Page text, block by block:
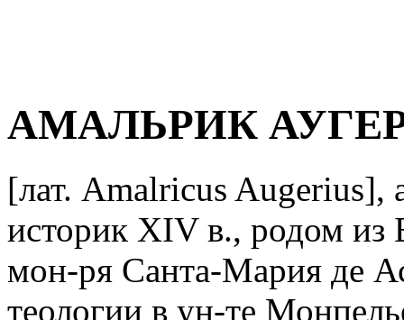
АМАЛЬРИК
[лат. Amalricus Augerius],
историк XIV в., родом
мон-ря Санта-Мария де
теологии в ун-те